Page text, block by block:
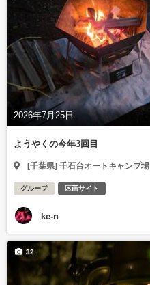
2026年7月25日
ようやくの今年3回目
[千葉県] 千石台オートキャンプ場
グループ 区画サイト
ke-n
32